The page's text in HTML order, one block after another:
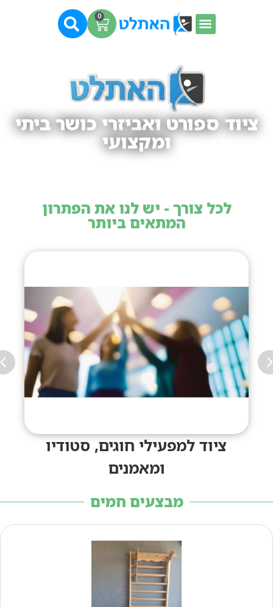
0
ציוד ספורט ואביזרי כושר ביתי
ומקצועי
לכל צורך - יש לנו את הפתרון
המתאים ביותר
ציוד למפעילי חוגים, סטודיו
ומאמנים
מבצעים חמים